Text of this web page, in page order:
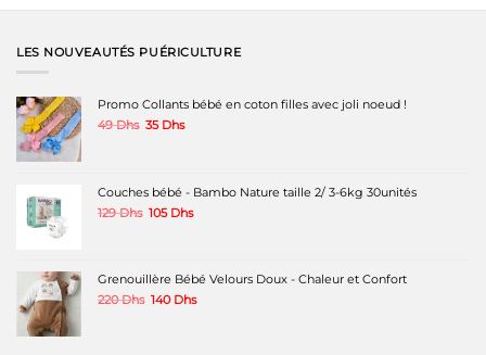
LES NOUVEAUTÉS PUÉRICULTURE
Promo Collants bébé en coton filles avec joli noeud !
49Dhs Le
49 Dhs.
35 DhsLe
35 Dhs.
Couches bébé - Bambo Nature taille 2/ 3-6kg 30unités
129Dhs Le
129 Dhs.
105 DhsLe
105 Dhs.
Grenouillère Bébé Velours Doux - Chaleur et Confort
220Dhs Le
140 DhsLe